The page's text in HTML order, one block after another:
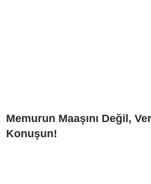
Memurun Maaşını Değil,
Konuşun!